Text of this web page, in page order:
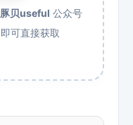
豚贝useful 公众号
即可直接获取